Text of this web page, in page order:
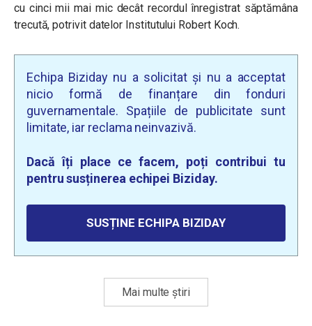
cu cinci mii mai mic decât recordul înregistrat săptămâna
trecută, potrivit datelor Institutului Robert Koch.
Echipa Biziday nu a solicitat și nu a acceptat
nicio formă de finanțare din fonduri
guvernamentale. Spațiile de publicitate sunt
limitate, iar reclama neinvazivă.
Dacă îți place ce facem, poți contribui tu
pentru susținerea echipei Biziday.
SUSȚINE ECHIPA BIZIDAY
Mai multe știri